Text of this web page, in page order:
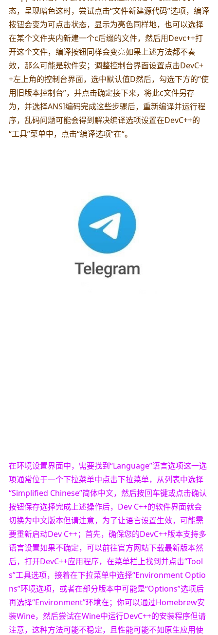
态，呈现暗色这时，尝试点击“文件新建源代码”选项，编译
按钮会变为可点击状态，显示为亮色同样地，也可以选择
在某个文件夹内新建一个c后缀的文件，然后用Devc++打
开这个文件，编译按钮同样会变亮如果上述方法都不奏
效，那么可能是软件安；调整控制台界面设置点击DevC+
+左上角的控制台界面，选中默认值D然后，勾选下方的“使
用旧版本控制台”，并点击确定接下来，将此c文件另存
为，并选择ANSI编码完成这些步骤后，重新编译并运行程
序，乱码问题可能会得到解决编译选项设置在DevC++的
“工具”菜单中，点击“编译选项”在“。
在环境设置界面中，需要找到“Language”语言选项这一选
项通常位于一个下拉菜单中点击下拉菜单，从列表中选择
“Simplified Chinese”简体中文，然后按回车键或点击确认
按钮保存选择完成上述操作后，Dev C++的软件界面就会
切换为中文版本但请注意，为了让语言设置生效，可能需
要重新启动Dev C++；首先，确保您的DevC++版本支持多
语言设置如果不确定，可以前往官方网站下载最新版本然
后，打开DevC++应用程序，在菜单栏上找到并点击“Tool
s”工具选项，接着在下拉菜单中选择“Environment Optio
ns”环境选项，或者在部分版本中可能是“Options”选项后
再选择“Environment”环境在；你可以通过Homebrew安
装Wine，然后尝试在Wine中运行DevC++的安装程序但请
注意，这种方法可能不稳定，且性能可能不如原生应用使